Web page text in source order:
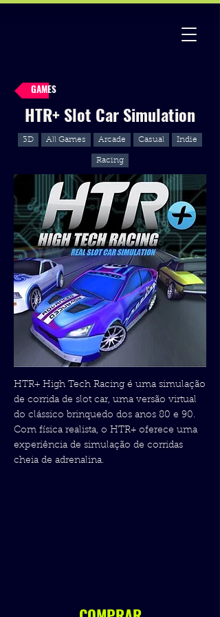
GAMES
HTR+ Slot Car Simulation
3D All Games Arcade Casual Indie
Racing
HTR+ High Tech Racing é uma simulação
de corrida de slot car, uma versão virtual
do clássico brinquedo dos anos 80 e 90.
Com física realista, o HTR+ oferece uma
experiência de simulação de corridas
cheia de adrenalina.